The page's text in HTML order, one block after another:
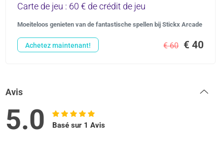
Carte de jeu : 60 € de crédit de jeu
Moeiteloos genieten van de fantastische spellen bij Stickx Arcade
€ 60 € 40
Achetez maintenant!
Avis
5.0 Basé sur 1 Avis